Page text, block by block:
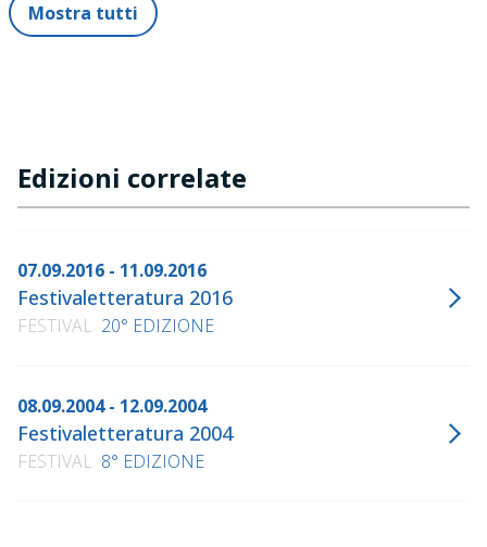
Mostra tutti
Edizioni correlate
07.09.2016 - 11.09.2016
Festivaletteratura 2016
FESTIVAL 20° EDIZIONE
08.09.2004 - 12.09.2004
Festivaletteratura 2004
FESTIVAL 8° EDIZIONE